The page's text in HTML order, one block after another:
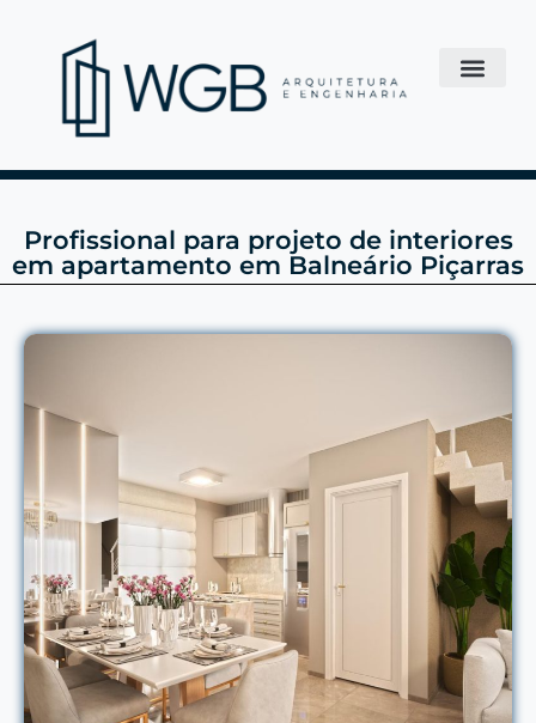
Profissional para projeto de interiores
em apartamento em Balneário Piçarras